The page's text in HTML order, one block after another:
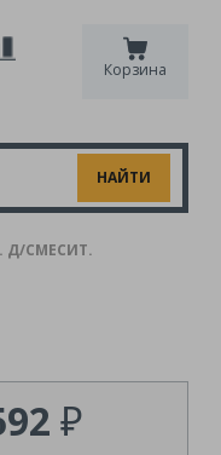
Корзина
Д/СМЕСИТ.
₽